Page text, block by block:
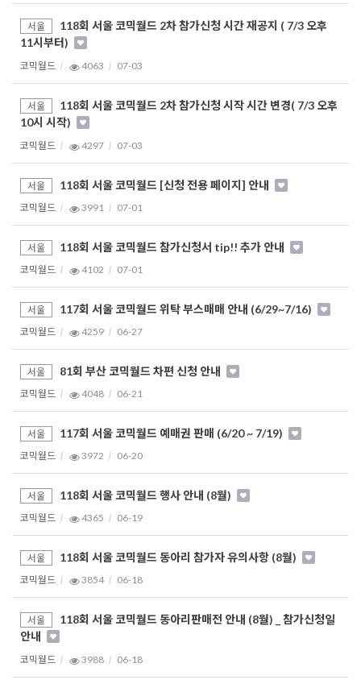
서울
118회 서울 코믹월드 2차 참가신청 시간 재공지 ( 7/3 오후
11시부터)
코믹월드 4063 07-03
서울
118회 서울 코믹월드 2차 참가신청 시작 시간 변경( 7/3 오후
10시 시작)
코믹월드 4297 07-03
서울 118회 서울 코믹월드 [신청 전용 페이지] 안내
코믹월드 3991 07-01
서울 118회 서울 코믹월드 참가신청서 tip!! 추가 안내
코믹월드 4102 07-01
서울 117회 서울 코믹월드 위탁 부스매매 안내 (6/29~7/16)
코믹월드 4259 06-27
서울 81회 부산 코믹월드 차편 신청 안내
코믹월드 4048 06-21
서울 117회 서울 코믹월드 예매권 판매 (6/20 ~ 7/19)
코믹월드 3972 06-20
서울 118회 서울 코믹월드 행사 안내 (8월)
코믹월드 4365 06-19
서울 118회 서울 코믹월드 동아리 참가자 유의사항 (8월)
코믹월드 3854 06-18
서울
118회 서울 코믹월드 동아리판매전 안내 (8월) _ 참가신청일
안내
코믹월드 3988 06-18